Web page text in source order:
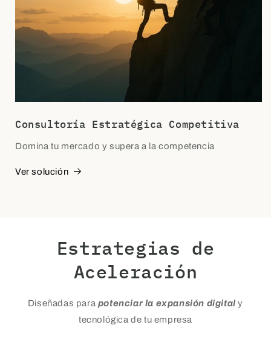
Consultoría Estratégica Competitiva
Domina tu mercado y supera a la competencia
Ver solución
Estrategias de
Aceleración
Diseñadas para potenciar la expansión digitaly
tecnológica de tu empresa